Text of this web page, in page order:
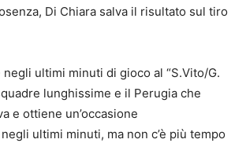
Di Chiara salva il risultato sul tiro
ultimi minuti di gioco al “S.Vito/G.
lunghissime e il Perugia che
e ottiene un’occasione
ultimi minuti, ma non c’è più tempo